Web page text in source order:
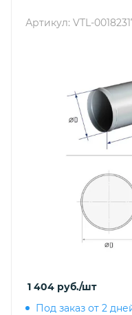
Артикул: VTL-
1 404 руб./шт
Под заказ от 2